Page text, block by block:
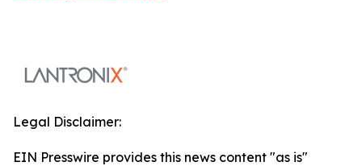
Legal Disclaimer:
EIN Presswire provides this news content "as is"